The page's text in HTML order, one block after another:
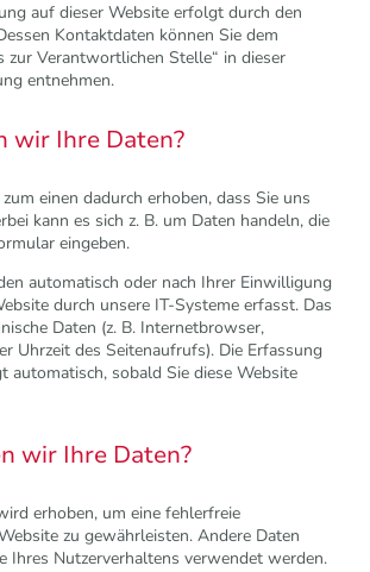
auf dieser Website erfolgt durch den
Kontaktdaten können Sie dem
zur Verantwortlichen Stelle“ in dieser
entnehmen.
wir Ihre Daten?
einen dadurch erhoben, dass Sie uns
kann es sich z. B. um Daten handeln, die
eingeben.
automatisch oder nach Ihrer Einwilligung
durch unsere IT-Systeme erfasst. Das
Daten (z. B. Internetbrowser,
Uhrzeit des Seitenaufrufs). Die Erfassung
automatisch, sobald Sie diese Website
wir Ihre Daten?
erhoben, um eine fehlerfreie
zu gewährleisten. Andere Daten
Ihres Nutzerverhaltens verwendet werden.